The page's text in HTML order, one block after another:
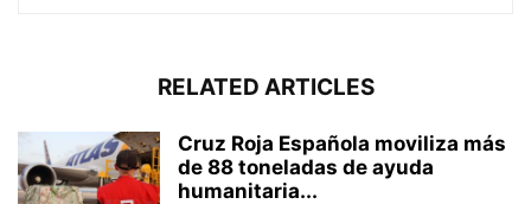
RELATED ARTICLES
Cruz Roja Española moviliza más
de 88 toneladas de ayuda
humanitaria...